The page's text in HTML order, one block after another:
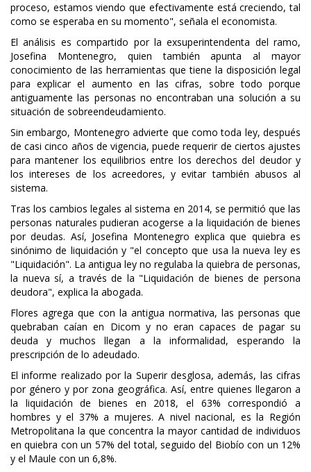
proceso, estamos viendo que efectivamente está creciendo, tal
como se esperaba en su momento", señala el economista.
El análisis es compartido por la exsuperintendenta del ramo,
Josefina Montenegro, quien también apunta al mayor
conocimiento de las herramientas que tiene la disposición legal
para explicar el aumento en las cifras, sobre todo porque
antiguamente las personas no encontraban una solución a su
situación de sobreendeudamiento.
Sin embargo, Montenegro advierte que como toda ley, después
de casi cinco años de vigencia, puede requerir de ciertos ajustes
para mantener los equilibrios entre los derechos del deudor y
los intereses de los acreedores, y evitar también abusos al
sistema.
Tras los cambios legales al sistema en 2014, se permitió que las
personas naturales pudieran acogerse a la liquidación de bienes
por deudas. Así, Josefina Montenegro explica que quiebra es
sinónimo de liquidación y "el concepto que usa la nueva ley es
"Liquidación". La antigua ley no regulaba la quiebra de personas,
la nueva sí, a través de la "Liquidación de bienes de persona
deudora", explica la abogada.
Flores agrega que con la antigua normativa, las personas que
quebraban caían en Dicom y no eran capaces de pagar su
deuda y muchos llegan a la informalidad, esperando la
prescripción de lo adeudado.
El informe realizado por la Superir desglosa, además, las cifras
por género y por zona geográfica. Así, entre quienes llegaron a
la liquidación de bienes en 2018, el 63% correspondió a
hombres y el 37% a mujeres. A nivel nacional, es la Región
Metropolitana la que concentra la mayor cantidad de individuos
en quiebra con un 57% del total, seguido del Biobío con un 12%
y el Maule con un 6,8%.